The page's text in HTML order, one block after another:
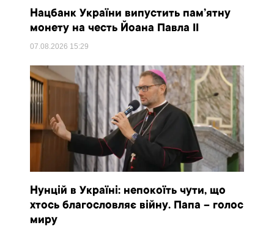
Нацбанк України випустить пам’ятну
монету на честь Йоана Павла II
07.08.2026 15:29
Нунцій в Україні: непокоїть чути, що
хтось благословляє війну. Папа – голос
миру